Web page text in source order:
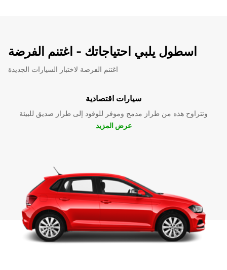
اسطول يلبي احتياجاتك - اغتنم الفرضة
اغتنم الفرصة لاختبار السيارات الجديدة
سيارات اقتصادية
وتتراوح هذه من طراز مدمج وموفر للوقود إلى طراز صديق للبيئة
عرض المزيد